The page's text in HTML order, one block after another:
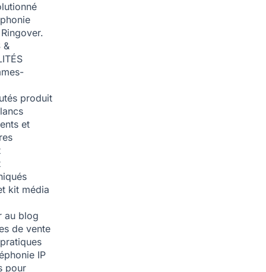
&
produit
et
kit média
au blog
de vente
IP
pour